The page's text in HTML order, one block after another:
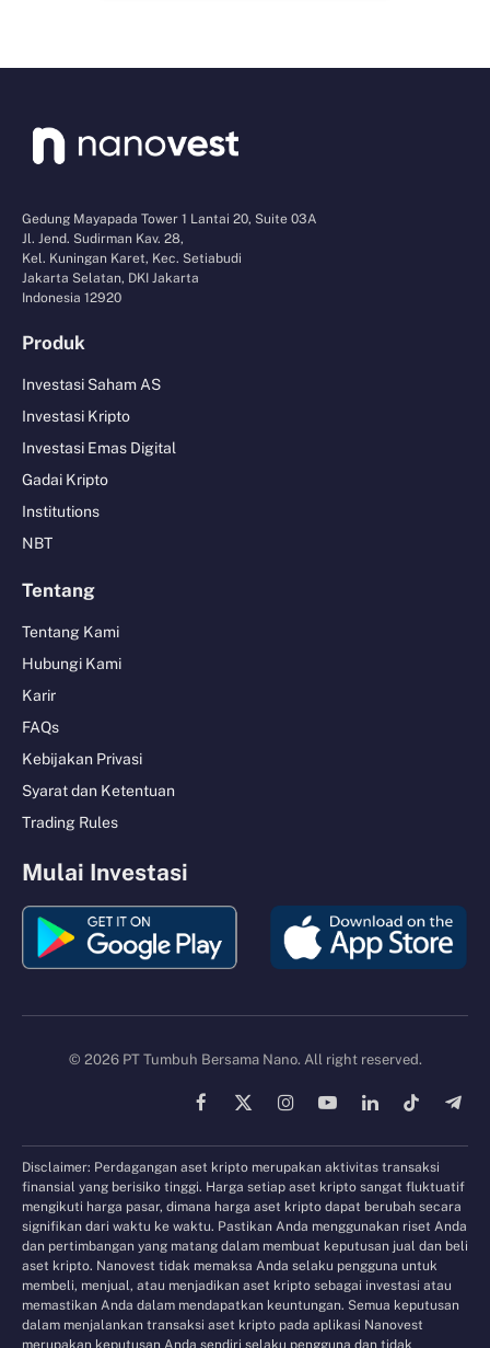
Gedung Mayapada Tower 1 Lantai 20, Suite 03A
Jl. Jend. Sudirman Kav. 28,
Kel. Kuningan Karet, Kec. Setiabudi
Jakarta Selatan, DKI Jakarta
Indonesia 12920
Produk
Investasi Saham AS
Investasi Kripto
Investasi Emas Digital
Gadai Kripto
Institutions
NBT
Tentang
Tentang Kami
Hubungi Kami
Karir
FAQs
Kebijakan Privasi
Syarat dan Ketentuan
Trading Rules
Mulai Investasi
© 2026 PT Tumbuh Bersama Nano. All right reserved.
Facebook
X
InstagramYouTubeLinkedInTikTok
Disclaimer: Perdagangan aset kripto merupakan aktivitas transaksi
finansial yang berisiko tinggi. Harga setiap aset kripto sangat fluktuatif
mengikuti harga pasar, dimana harga aset kripto dapat berubah secara
signifikan dari waktu ke waktu. Pastikan Anda menggunakan riset Anda
dan pertimbangan yang matang dalam membuat keputusan jual dan beli
aset kripto. Nanovest tidak memaksa Anda selaku pengguna untuk
membeli, menjual, atau menjadikan aset kripto sebagai investasi atau
memastikan Anda dalam mendapatkan keuntungan. Semua keputusan
dalam menjalankan transaksi aset kripto pada aplikasi Nanovest